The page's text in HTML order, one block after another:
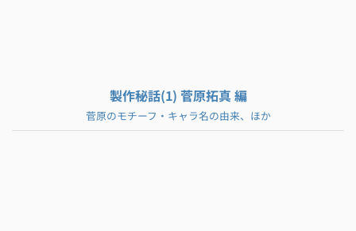
製作秘話(1) 菅原拓真 編
菅原のモチーフ・キャラ名の由来、ほか